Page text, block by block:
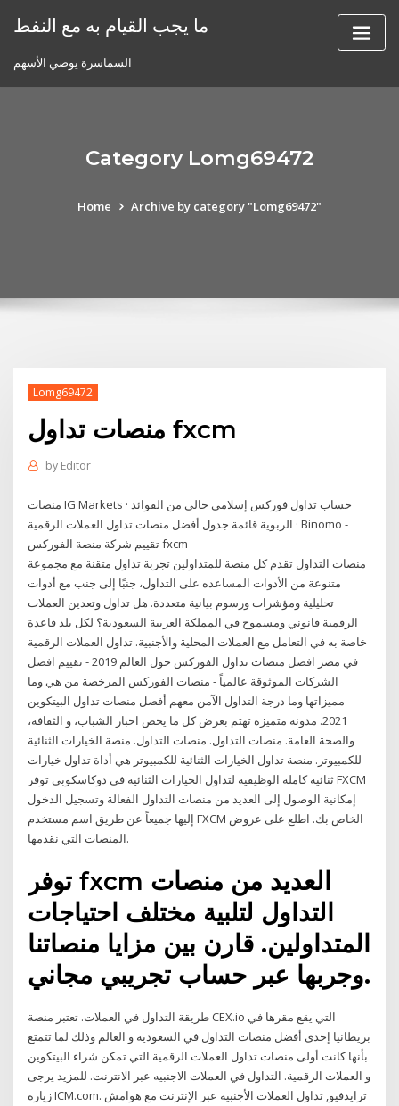
ما يجب القيام به مع النفط
السماسرة يوصي الأسهم
Category Lomg69472
Home Archive by category "Lomg69472"
Lomg69472
منصات تداول fxcm
by Editor
منصات IG Markets · حساب تداول فوركس إسلامي خالي من الفوائد
الربوية قائمة جدول أفضل منصات تداول العملات الرقمية · Binomo -
تقييم شركة منصة الفوركس fxcm
منصات التداول تقدم كل منصة للمتداولين تجربة تداول متقنة مع مجموعة
متنوعة من الأدوات المساعده على التداول، جنبًا إلى جنب مع أدوات
تحليلية ومؤشرات ورسوم بيانية متعددة. هل تداول وتعدين العملات
الرقمية قانوني ومسموح في المملكة العربية السعودية؟ لكل بلد قاعدة
خاصة به في التعامل مع العملات المحلية والأجنبية. تداول العملات الرقمية
في مصر افضل منصات تداول الفوركس حول العالم 2019 - تقييم افضل
الشركات الموثوقة عالمياً - منصات الفوركس المرخصة من هي وما
مميزاتها وما درجة التداول الآمن معهم أفضل منصات تداول البيتكوين
2021. مدونة متميزة تهتم بعرض كل ما يخص اخبار الشباب، و الثقافة،
والصحة العامة. منصات التداول. منصات التداول. منصة الخيارات الثنائية
للكمبيوتر. منصة تداول الخيارات الثنائية للكمبيوتر هي أداة تداول خيارات
ثنائية كاملة الوظيفية لتداول الخيارات الثنائية في دوكاسكوبي توفر FXCM
إمكانية الوصول إلى العديد من منصات التداول الفعالة وتسجيل الدخول
إليها جميعاً عن طريق اسم مستخدم FXCM الخاص بك. اطلع على عروض
المنصات التي نقدمها.
توفر fxcm العديد من منصات
التداول لتلبية مختلف احتياجات
المتداولين. قارن بين مزايا منصاتنا
وجربها عبر حساب تجريبي مجاني.
طريقة التداول في العملات. تعتبر منصة CEX.io التي يقع مقرها في
بريطانيا إحدى أفضل منصات التداول في السعودية و العالم وذلك لما تتمتع
بأنها كانت أولى منصات تداول العملات الرقمية التي تمكن شراء البيتكوين
و العملات الرقمية. التداول في العملات الاجنبيه عبر الانترنت. للمزيد يرجى
زيارة ICM.com. ترايدفيو, تداول العملات الأجنبية عبر الإنترنت مع هوامش